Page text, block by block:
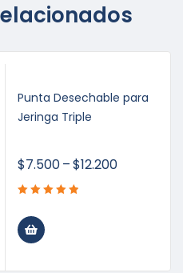
Punta Desechable para
Jeringa Triple
$7.500–$12.200